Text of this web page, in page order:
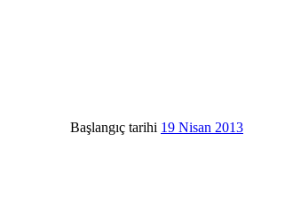
Başlangıç tarihi 19 Nisan 2013